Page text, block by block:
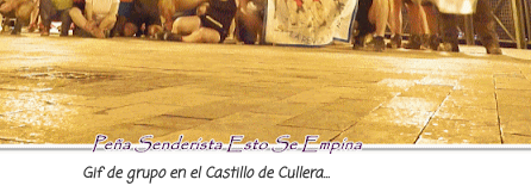
Gif de grupo en el Castillo de Cullera...